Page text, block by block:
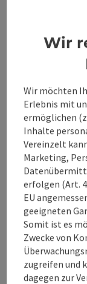
Anreise/
Preise
Eignung
Wir
Wir möchten
Erlebnis mit
ermöglichen
Inhalte
Vereinzelt
Marketing,
erfolgen (Art.
EU
geeigneten
Somit ist es
Zwecke von
zugreifen und
dagegen zur